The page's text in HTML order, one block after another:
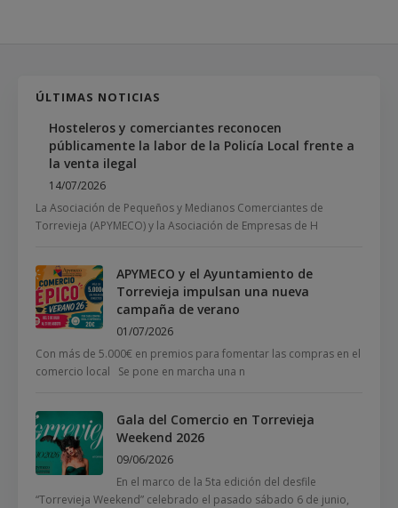
ÚLTIMAS NOTICIAS
Hosteleros y comerciantes reconocen
públicamente la labor de la Policía Local frente a
la venta ilegal
14/07/2026
La Asociación de Pequeños y Medianos Comerciantes de
Torrevieja (APYMECO) y la Asociación de Empresas de H
APYMECO y el Ayuntamiento de
Torrevieja impulsan una nueva
campaña de verano
01/07/2026
Con más de 5.000€ en premios para fomentar las compras en el
comercio local Se pone en marcha una n
Gala del Comercio en Torrevieja
Weekend 2026
09/06/2026
En el marco de la 5ta edición del desfile
“Torrevieja Weekend” celebrado el pasado sábado 6 de junio,